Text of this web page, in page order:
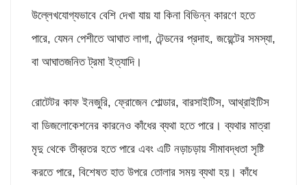
উল্লেখযোগ্যভাবে বেশি দেখা যায় যা কিনা বিভিন্ন কারণে হতে
পারে, যেমন পেশীতে আঘাত লাগা, টেন্ডনের প্রদাহ, জয়েন্টের সমস্যা,
বা আঘাতজনিত ট্রমা ইত্যাদি।
রোটেটর কাফ ইনজুরি, ফ্রোজেন শোল্ডার, বারসাইটিস, আথ্রাইটিস
বা ডিজলোকেশনের কারনেও কাঁধের ব্যথা হতে পারে। ব্যথার মাত্রা
মৃদু থেকে তীব্রতর হতে পারে এবং এটি নড়াচড়ায় সীমাবদ্ধতা সৃষ্টি
করতে পারে, বিশেষত হাত উপরে তোলার সময় ব্যথা হয়। কাঁধে